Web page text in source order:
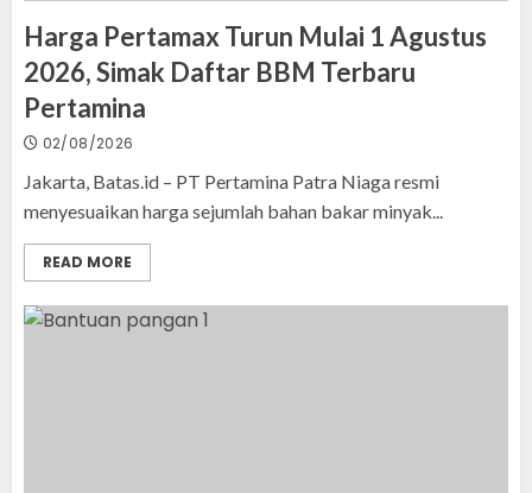
Harga Pertamax Turun Mulai 1 Agustus
2026, Simak Daftar BBM Terbaru
Pertamina
02/08/2026
Jakarta, Batas.id – PT Pertamina Patra Niaga resmi
menyesuaikan harga sejumlah bahan bakar minyak...
READ MORE